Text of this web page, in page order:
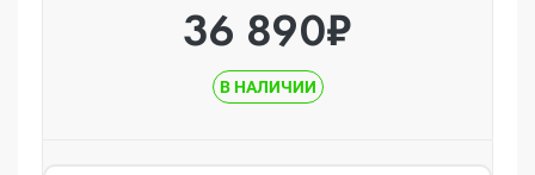
36 890₽
В НАЛИЧИИ